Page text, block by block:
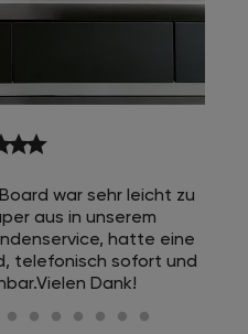
starstar
war sehr leicht zu
aus in unserem
hatte eine
telefonisch sofort und
Dank!